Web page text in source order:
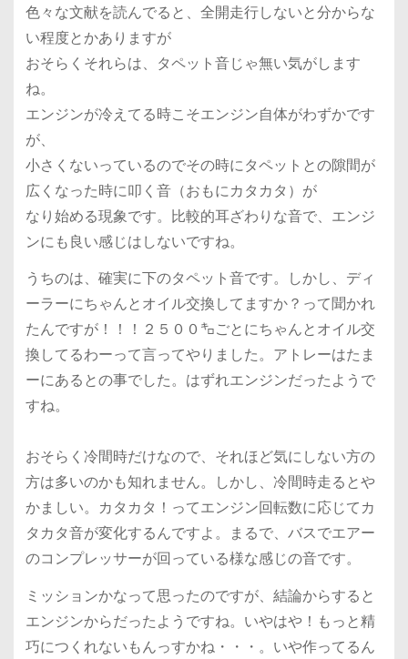
色々な文献を読んでると、全開走行しないと分からな
い程度とかありますが
おそらくそれらは、タペット音じゃ無い気がします
ね。
エンジンが冷えてる時こそエンジン自体がわずかです
が、
小さくないっているのでその時にタペットとの隙間が
広くなった時に叩く音（おもにカタカタ）が
なり始める現象です。比較的耳ざわりな音で、エンジ
ンにも良い感じはしないですね。
うちのは、確実に下のタペット音です。しかし、ディ
ーラーにちゃんとオイル交換してますか？って聞かれ
たんですが！！！２５００㌔ごとにちゃんとオイル交
換してるわーって言ってやりました。アトレーはたま
ーにあるとの事でした。はずれエンジンだったようで
すね。
おそらく冷間時だけなので、それほど気にしない方の
方は多いのかも知れません。しかし、冷間時走るとや
かましい。カタカタ！ってエンジン回転数に応じてカ
タカタ音が変化するんですよ。まるで、バスでエアー
のコンプレッサーが回っている様な感じの音です。
ミッションかなって思ったのですが、結論からすると
エンジンからだったようですね。いやはや！もっと精
巧につくれないもんっすかね・・・。いや作ってるん